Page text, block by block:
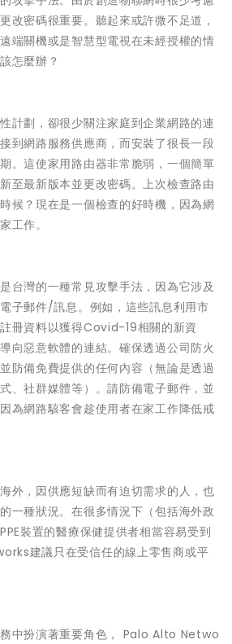
改密碼很重要。聽起來或許微不足道，
端關機或是智慧型電視在未經授權的情
怎麼辦？
計劃，卻很少關注家庭到企業網路的連
到網路服務供應商，而安裝了很長一段
。這使家用路由器非常脆弱，一個簡單
至最新版本並更改密碼。上次檢查路由
候？現在是一個檢查的好時機，因為網
工作。
台灣的一種常見攻擊手法，因為它涉及
子郵件/訊息。例如，這些訊息利用市
冊資料以獲得Covid-19相關的新資
向惡意軟體的連結。確保透過公司防火
防備免費提供的任何內容（無論是透過
、社群媒體等）。請防備電子郵件，並
為網路駭客會趁使用者在家工作降低戒
外，因供應短缺而有迫切需求的人，也
一種狀況。在很多情況下（包括海外政
裝置的醫療保健提供者相當容易受到
建議只在受信任的線上零售商或平
中扮演著重要角色， Palo Alto Netwo